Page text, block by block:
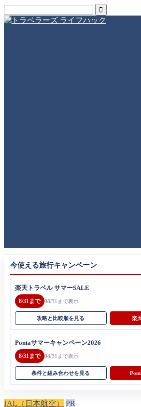
今使える旅行キャンペーン
楽天トラベル サマーSALE
8/31まで 08/31まで表示
攻略と比較順を見る 楽
Pontaサマーキャンペーン2026
8/31まで 08/31まで表示
条件と組み合わせを見る
JAL（日本航空） PR